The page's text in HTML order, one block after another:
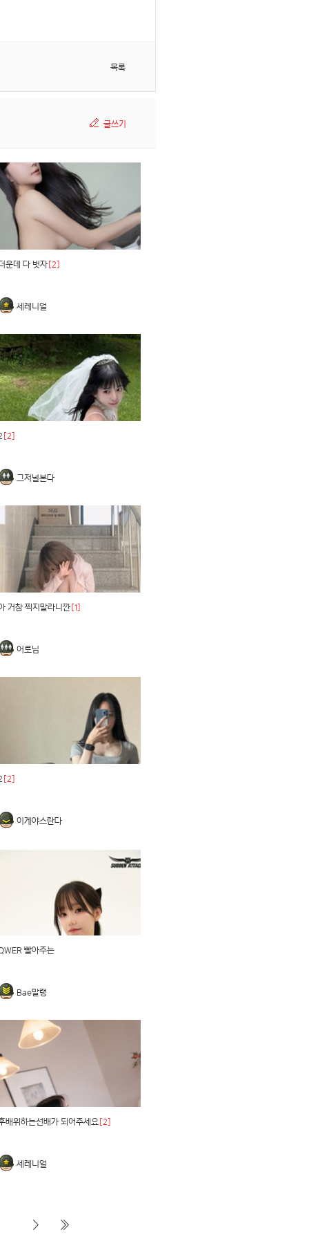
목록
글쓰기
운데 다 벗자 [2]
세레니얼
[2]
그저널본다
거참 찍지말라니깐 [1]
어로님
[2]
이게야스란다
빨아주는
Bae말랭
배위하는선배가 되어주세요 [2]
세레니얼